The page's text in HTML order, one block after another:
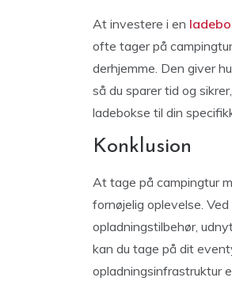
At investere i en
ofte tager på
derhjemme. Den giver
så du sparer tid og
ladebokse til din
Konklusion
At tage på campingtur
fornøjelig oplevelse.
opladningstilbehør,
kan du tage på dit
opladningsinfrastruktur